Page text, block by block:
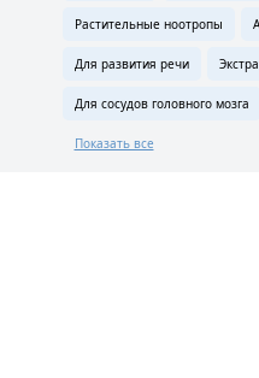
Растительные ноотропы
Для развития речи
Для сосудов головного мозга
Показать все